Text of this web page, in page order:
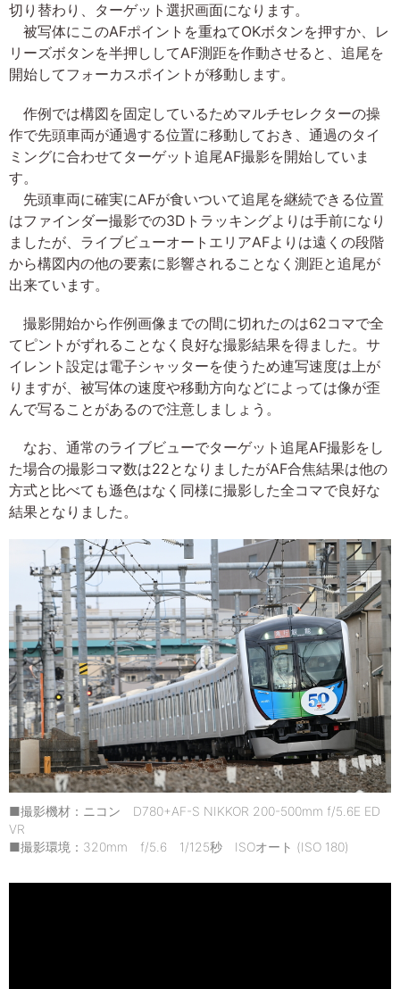
切り替わり、ターゲット選択画面になります。
被写体にこのAFポイントを重ねてOKボタンを押すか、レ
リーズボタンを半押ししてAF測距を作動させると、追尾を
開始してフォーカスポイントが移動します。
作例では構図を固定しているためマルチセレクターの操
作で先頭車両が通過する位置に移動しておき、通過のタイ
ミングに合わせてターゲット追尾AF撮影を開始していま
す。
先頭車両に確実にAFが食いついて追尾を継続できる位置
はファインダー撮影での3Dトラッキングよりは手前になり
ましたが、ライブビューオートエリアAFよりは遠くの段階
から構図内の他の要素に影響されることなく測距と追尾が
出来ています。
撮影開始から作例画像までの間に切れたのは62コマで全
てピントがずれることなく良好な撮影結果を得ました。サ
イレント設定は電子シャッターを使うため連写速度は上が
りますが、被写体の速度や移動方向などによっては像が歪
んで写ることがあるので注意しましょう。
なお、通常のライブビューでターゲット追尾AF撮影をし
た場合の撮影コマ数は22となりましたがAF合焦結果は他の
方式と比べても遜色はなく同様に撮影した全コマで良好な
結果となりました。
■撮影機材：ニコン D780+AF-S NIKKOR 200-500mm f/5.6E ED
VR
■撮影環境：320mm f/5.6 1/125秒 ISOオート (ISO 180)